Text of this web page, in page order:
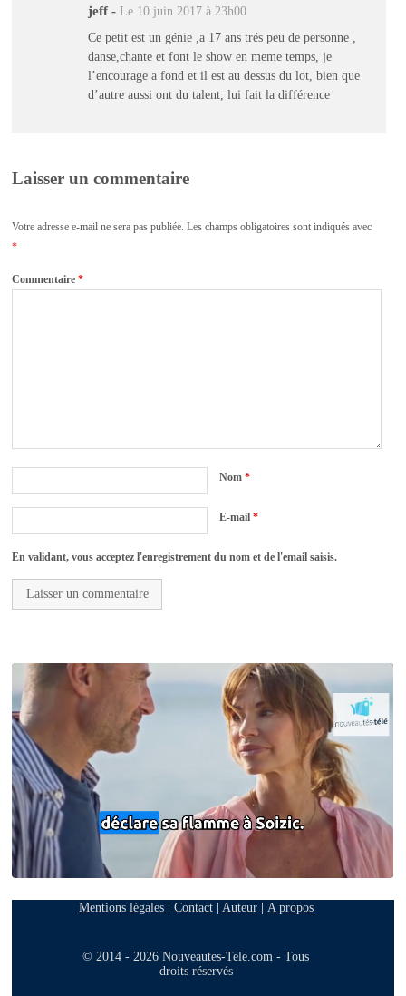
jeff - Le 10 juin 2017 à 23h00
Ce petit est un génie ,a 17 ans trés peu de personne ,
danse,chante et font le show en meme temps, je
l’encourage a fond et il est au dessus du lot, bien que
d’autre aussi ont du talent, lui fait la différence
Laisser un commentaire
Votre adresse e-mail ne sera pas publiée. Les champs obligatoires sont indiqués avec
*
Commentaire*
Nom*
E-mail*
En validant, vous acceptez l'enregistrement du nom et de l'email saisis.
Mentions légales| Contact| Auteur| A propos
© 2014 - 2026 Nouveautes-Tele.com - Tous
droits réservés